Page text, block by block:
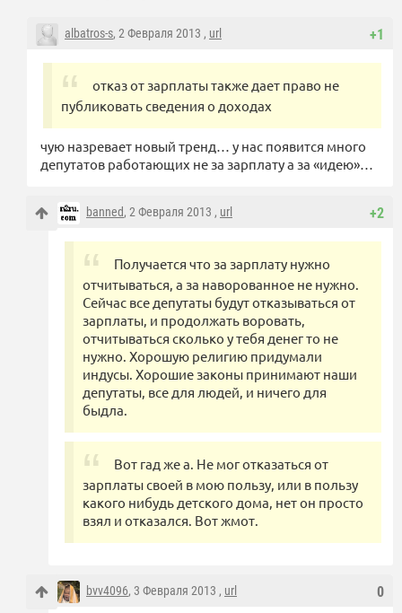
+1
albatros-s, 2 Февраля 2013 , url
отказ от зарплаты также дает право не
публиковать сведения о доходах
чую назревает новый тренд… у нас появится много
депутатов работающих не за зарплату а за «идею»…
+2
banned, 2 Февраля 2013 , url
Получается что за зарплату нужно
отчитываться, а за наворованное не нужно.
Сейчас все депутаты будут отказываться от
зарплаты, и продолжать воровать,
отчитываться сколько у тебя денег то не
нужно. Хорошую религию придумали
индусы. Хорошие законы принимают наши
депутаты, все для людей, и ничего для
быдла.
Вот гад же а. Не мог отказаться от
зарплаты своей в мою пользу, или в пользу
какого нибудь детского дома, нет он просто
взял и отказался. Вот жмот.
0
bvv4096, 3 Февраля 2013 , url